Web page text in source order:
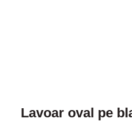
Lavoar oval pe